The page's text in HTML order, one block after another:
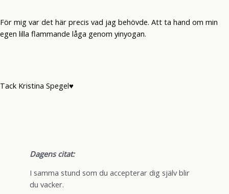
För mig var det här precis vad jag behövde. Att ta hand om min
egen lilla flammande låga genom yinyogan.
Tack Kristina Spegel♥
Dagens citat:
I samma stund som du accepterar dig själv blir
du vacker.